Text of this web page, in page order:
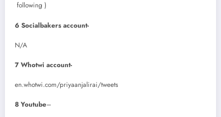
following )
6 Socialbakers account-
N/A
7 Whotwi account-
en.whotwi.com/priyaanjalirai/tweets
8 Youtube–